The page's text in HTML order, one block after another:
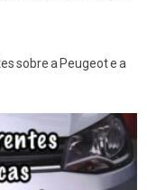
sobre a Peugeot e a